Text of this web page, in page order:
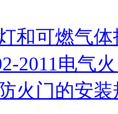
和可燃气
2011电气
火门的安装